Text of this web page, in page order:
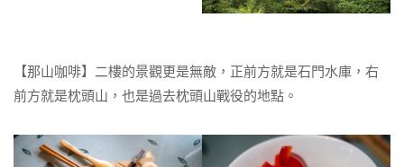
【那山咖啡】二樓的景觀更是無敵，正前方就是石門水庫，右
前方就是枕頭山，也是過去枕頭山戰役的地點。